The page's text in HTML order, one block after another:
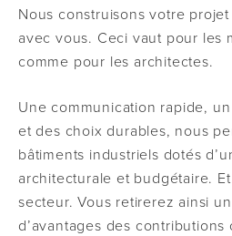
Nous construisons votre
avec vous. Ceci vaut pour les
comme pour les architectes.
Une communication rapide,
et des choix durables, nous
bâtiments industriels dotés
architecturale et budgétaire.
secteur. Vous retirerez ainsi
d’avantages des